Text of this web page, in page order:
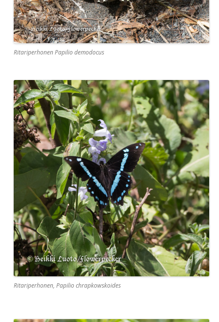
Ritariperhonen Papilio demodocus
Ritariperhonen, Papilio chrapkowskoides